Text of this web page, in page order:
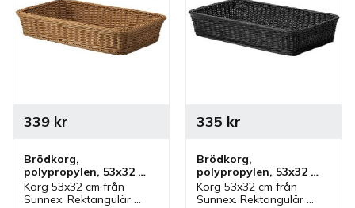
Brödkorg,
polypropylen, 53x32
cm, brun
Korg 53x32 cm från
Sunnex. Rektangulär
339kr
Brödkorg,
polypropylen, 53x32
cm, svart
Korg 53x32 cm från
Sunnex. Rektangulär
335 kr